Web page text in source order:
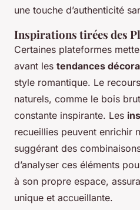
une touche d’authenticité
Inspirations tirées des
Certaines plateformes
avant les tendances
style romantique. Le
naturels, comme le bois
constante inspirante. Les
recueillies peuvent enrichir
suggérant des
d’analyser ces éléments
à son propre espace,
unique et accueillante.